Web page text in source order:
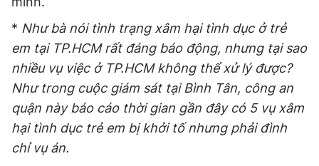
Đặt báo
Tổng biên tập: Nguyễn Ngọc Toàn
Phó tổng biên tập thường trực: Hải Thành
Phó tổng biên tập: Lâm Hiếu Dũng
Phó tổng biên tập: Trần Việt Hưng
Tổng thư ký tòa soạn: Đức Trung
Giấy phép xuất bản số 110/GP - BTTTT cấp ngày 24.3.2020
© 2003-2026 Bản quyền thuộc về Báo Thanh Niên. Cấm sao
chép dưới mọi hình thức nếu không có sự chấp thuận bằng văn
bản. Phát triển bởi ePi Technologies, JSC.
* Như bà nói tình trạng xâm hại tình dục ở trẻ
em tại TP.HCM rất đáng báo động, nhưng tại sao
nhiều vụ việc ở TP.HCM không thể xử lý được?
Như trong cuộc giám sát tại Bình Tân, công an
quận này báo cáo thời gian gần đây có 5 vụ xâm
hại tình dục trẻ em bị khởi tố nhưng phải đình
chỉ vụ án.